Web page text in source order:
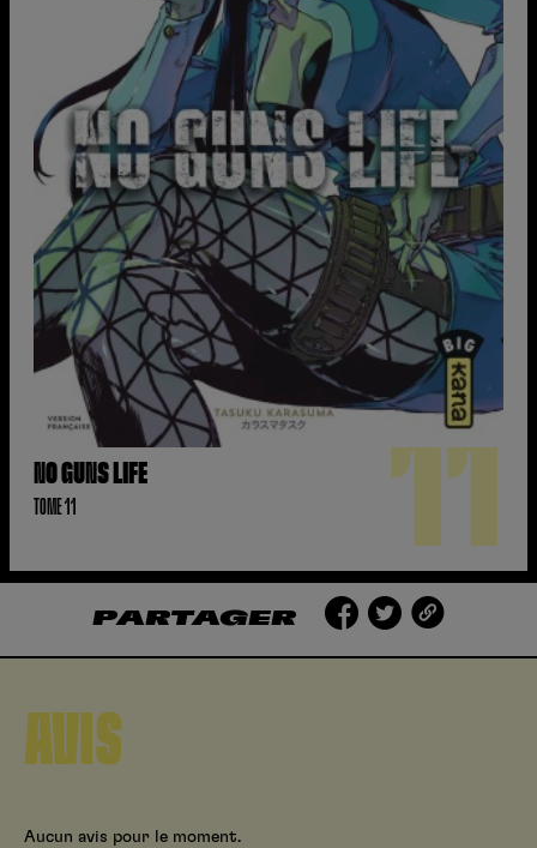
NO GUNS LIFE
TOME 11 11
PARTAGER
AVIS
Aucun avis pour le moment.